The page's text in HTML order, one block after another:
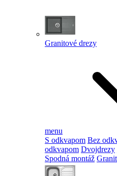
Granitové drezy
menu
S odkvapom Bez
odkvapom Dvojdrezy
Spodná montáž